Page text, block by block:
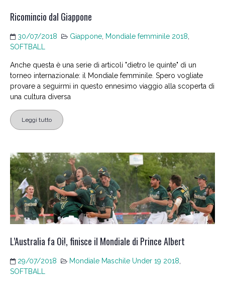
Ricomincio dal Giappone
30/07/2018 Giappone, Mondiale femminile 2018,
SOFTBALL
Anche questa è una serie di articoli "dietro le quinte" di un
torneo internazionale: il Mondiale femminile. Spero vogliate
provare a seguirmi in questo ennesimo viaggio alla scoperta di
una cultura diversa
Leggi tutto
L’Australia fa Oi!, finisce il Mondiale di Prince Albert
29/07/2018 Mondiale Maschile Under 19 2018,
SOFTBALL